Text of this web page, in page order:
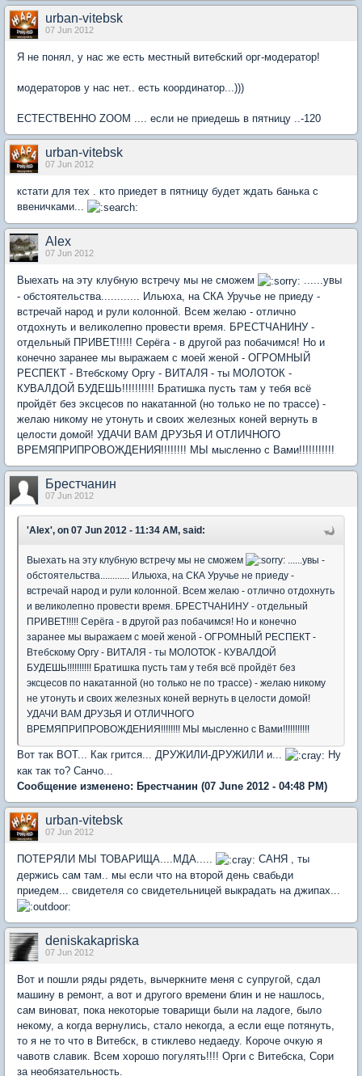
urban-vitebsk
07 Jun 2012
Я не понял, у нас же есть местный витебский орг-модератор!
модераторов у нас нет.. есть координатор...)))
ЕСТЕСТВЕННО ZOOM .... если не приедешь в пятницу ..-120
urban-vitebsk
07 Jun 2012
кстати для тех . кто приедет в пятницу будет ждать банька с
ввеничками...
Alex
07 Jun 2012
Выехать на эту клубную встречу мы не сможем
......увы
- обстоятельства............ Ильюха, на СКА Уручье не приеду -
встречай народ и рули колонной. Всем желаю - отлично
отдохнуть и великолепно провести время. БРЕСТЧАНИНУ -
отдельный ПРИВЕТ!!!!! Серёга - в другой раз побачимся! Но и
конечно заранее мы выражаем с моей женой - ОГРОМНЫЙ
РЕСПЕКТ - Втебскому Оргу - ВИТАЛЯ - ты МОЛОТОК -
КУВАЛДОЙ БУДЕШЬ!!!!!!!!!! Братишка пусть там у тебя всё
пройдёт без эксцесов по накатанной (но только не по трассе) -
желаю никому не утонуть и своих железных коней вернуть в
целости домой! УДАЧИ ВАМ ДРУЗЬЯ И ОТЛИЧНОГО
ВРЕМЯПРИПРОВОЖДЕНИЯ!!!!!!!! МЫ мысленно с Вами!!!!!!!!!!!
Брестчанин
07 Jun 2012
'Alex', on 07 Jun 2012 - 11:34 AM, said:
Выехать на эту клубную встречу мы не сможем
......увы -
обстоятельства............ Ильюха, на СКА Уручье не приеду -
встречай народ и рули колонной. Всем желаю - отлично отдохнуть
и великолепно провести время. БРЕСТЧАНИНУ - отдельный
ПРИВЕТ!!!!! Серёга - в другой раз побачимся! Но и конечно
заранее мы выражаем с моей женой - ОГРОМНЫЙ РЕСПЕКТ -
Втебскому Оргу - ВИТАЛЯ - ты МОЛОТОК - КУВАЛДОЙ
БУДЕШЬ!!!!!!!!!! Братишка пусть там у тебя всё пройдёт без
эксцесов по накатанной (но только не по трассе) - желаю никому
не утонуть и своих железных коней вернуть в целости домой!
УДАЧИ ВАМ ДРУЗЬЯ И ОТЛИЧНОГО
ВРЕМЯПРИПРОВОЖДЕНИЯ!!!!!!!! МЫ мысленно с Вами!!!!!!!!!!!
Вот так ВОТ... Как грится... ДРУЖИЛИ-ДРУЖИЛИ и...
Ну
как так то? Санчо...
Сообщение изменено: Брестчанин (07 June 2012 - 04:48 PM)
urban-vitebsk
07 Jun 2012
ПОТЕРЯЛИ МЫ ТОВАРИЩА....МДА.....
САНЯ , ты
держись сам там.. мы если что на второй день свабьди
приедем... свидетеля со свидетельницей выкрадать на джипах...
deniskakapriska
07 Jun 2012
Вот и пошли ряды рядеть, вычеркните меня с супругой, сдал
машину в ремонт, а вот и другого времени блин и не нашлось,
сам виноват, пока некоторые товарищи были на ладоге, было
некому, а когда вернулись, стало некогда, а если еще потянуть,
то я не то что в Витебск, в стиклево недаеду. Короче очкую я
чавотв славик. Всем хорошо погулять!!!! Орги с Витебска, Сори
за необязательность.